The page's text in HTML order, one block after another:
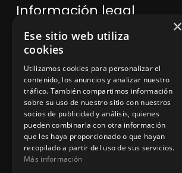
Información legal
Política de privacidad
Aviso legal
App Zine Hostelería
×
Ese sitio web utiliza
cookies
Utilizamos cookies para personalizar el
contenido, los anuncios y analizar nuestro
tráfico. También compartimos información
sobre su uso de nuestro sitio con nuestros
socios de publicidad y análisis, quienes
pueden combinarla con otra información
que les haya proporcionado o que hayan
recopilado a partir del uso de sus servicios.
Más información